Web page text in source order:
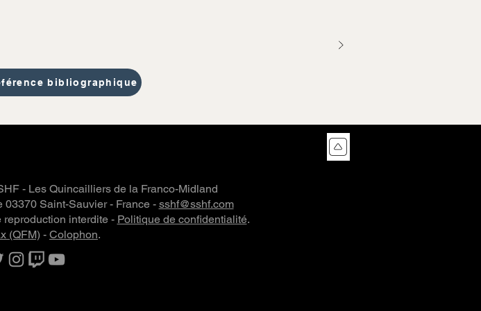
bibliographique
- Les Quincailliers de la Franco-Midland
03370 Saint-Sauvier - France - sshf@sshf.com
reproduction interdite - Politique de confidentialité.
(QFM) - Colophon.